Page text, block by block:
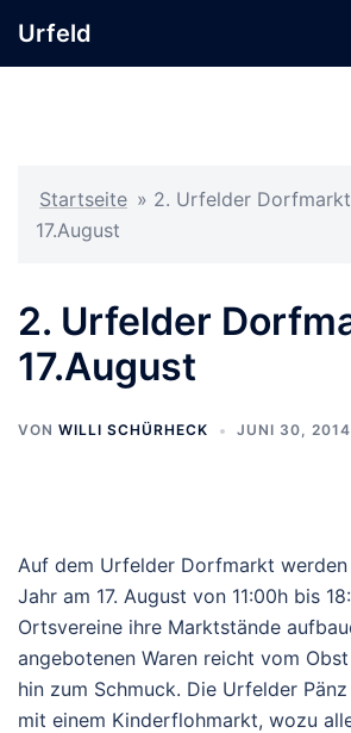
InhaltUrfeld
Startseite » 2. Urfelder
17.August
2. Urfelder
17.August
VON WILLI SCHÜRHECK JUNI 30, 2014
Auf dem Urfelder Dorfmarkt werden
Jahr am 17. August von 11:00h bis
Ortsvereine ihre Marktstände
angebotenen Waren reicht vom
hin zum Schmuck. Die Urfelder
mit einem Kinderflohmarkt, wozu